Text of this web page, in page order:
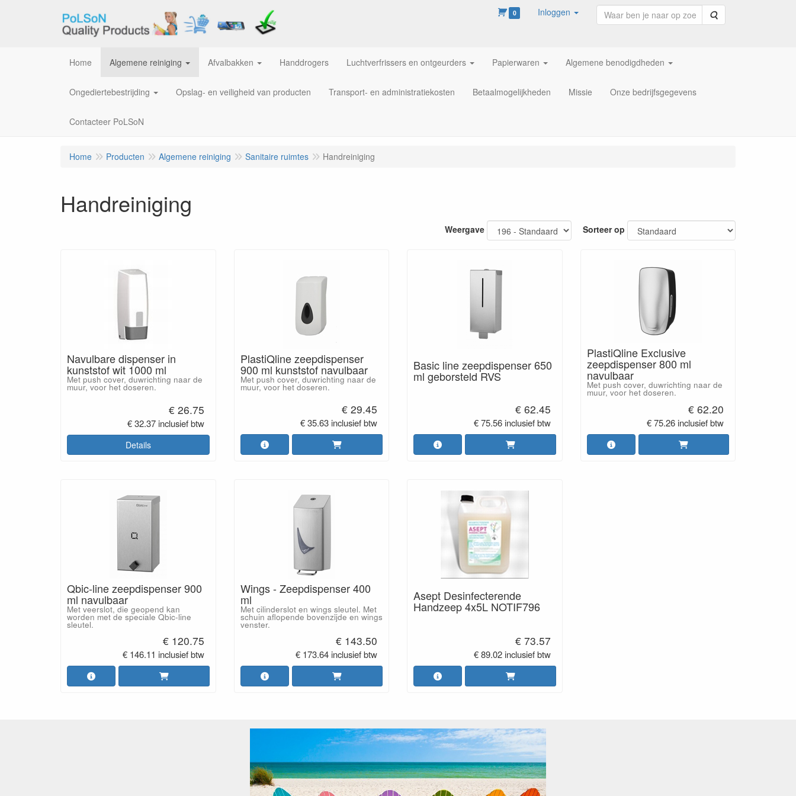
0 Inloggen Zoeken
Home Algemene reiniging Afvalbakken Handdrogers Luchtverfrissers en ontgeurders Papierwaren Algemene benodigdheden
Ongediertebestrijding Opslag- en veiligheid van producten Transport- en administratiekosten Betaalmogelijkheden Missie Onze bedrijfsgegevens
Contacteer PoLSoN
Home Producten Algemene reiniging Sanitaire ruimtes Handreiniging
Handreiniging
Weergave Sorteer op
Navulbare dispenser in
kunststof wit 1000 ml
Met push cover, duwrichting naar de
muur, voor het doseren.
€ 26.75
€ 32.37 inclusief btw
Details
PlastiQline zeepdispenser
900 ml kunststof navulbaar
Met push cover, duwrichting naar de
muur, voor het doseren.
€ 29.45
€ 35.63 inclusief btw
Basic line zeepdispenser 650
ml geborsteld RVS
€ 62.45
€ 75.56 inclusief btw
PlastiQline Exclusive
zeepdispenser 800 ml
navulbaar
Met push cover, duwrichting naar de
muur, voor het doseren.
€ 62.20
€ 75.26 inclusief btw
Qbic-line zeepdispenser 900
ml navulbaar
Met veerslot, die geopend kan
worden met de speciale Qbic-line
sleutel.
€ 120.75
€ 146.11 inclusief btw
Wings - Zeepdispenser 400
ml
Met cilinderslot en wings sleutel. Met
schuin aflopende bovenzijde en wings
venster.
€ 143.50
€ 173.64 inclusief btw
Asept Desinfecterende
Handzeep 4x5L NOTIF796
€ 73.57
€ 89.02 inclusief btw